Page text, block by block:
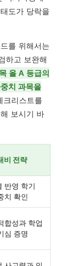
도가 당락을
를 위해서는
하고 보완해
올 A 등급의
치 과목을
크리스트를
보시기 바
비 전략
반영 학기
치 확인
합성과 학업
심 증명